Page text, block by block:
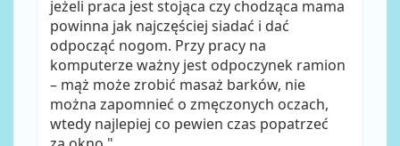
jeżeli praca jest stojąca czy chodząca mama
powinna jak najczęściej siadać i dać
odpocząć nogom. Przy pracy na
komputerze ważny jest odpoczynek ramion
– mąż może zrobić masaż barków, nie
można zapomnieć o zmęczonych oczach,
wtedy najlepiej co pewien czas popatrzeć